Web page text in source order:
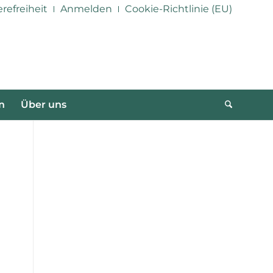
Anmelden Cookie-Richtlinie (EU)
Über uns